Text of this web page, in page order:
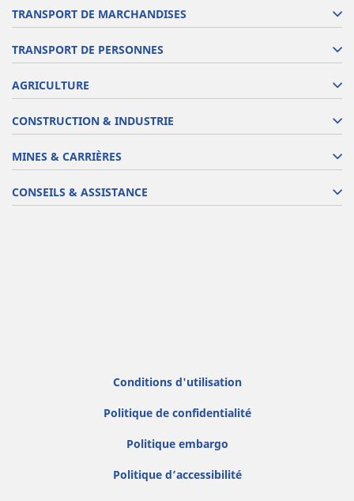
TRANSPORT DE MARCHANDISES
TRANSPORT DE PERSONNES
AGRICULTURE
CONSTRUCTION & INDUSTRIE
MINES & CARRIÈRES
CONSEILS & ASSISTANCE
Conditions d'utilisation
Politique de confidentialité
Politique embargo
Politique d’accessibilité